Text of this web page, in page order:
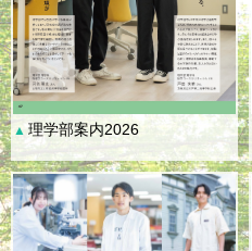
▲理学部案内2026